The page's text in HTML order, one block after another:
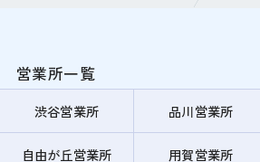
営業所一覧
渋谷営業所 品川営業所
自由が丘営業所 用賀営業所